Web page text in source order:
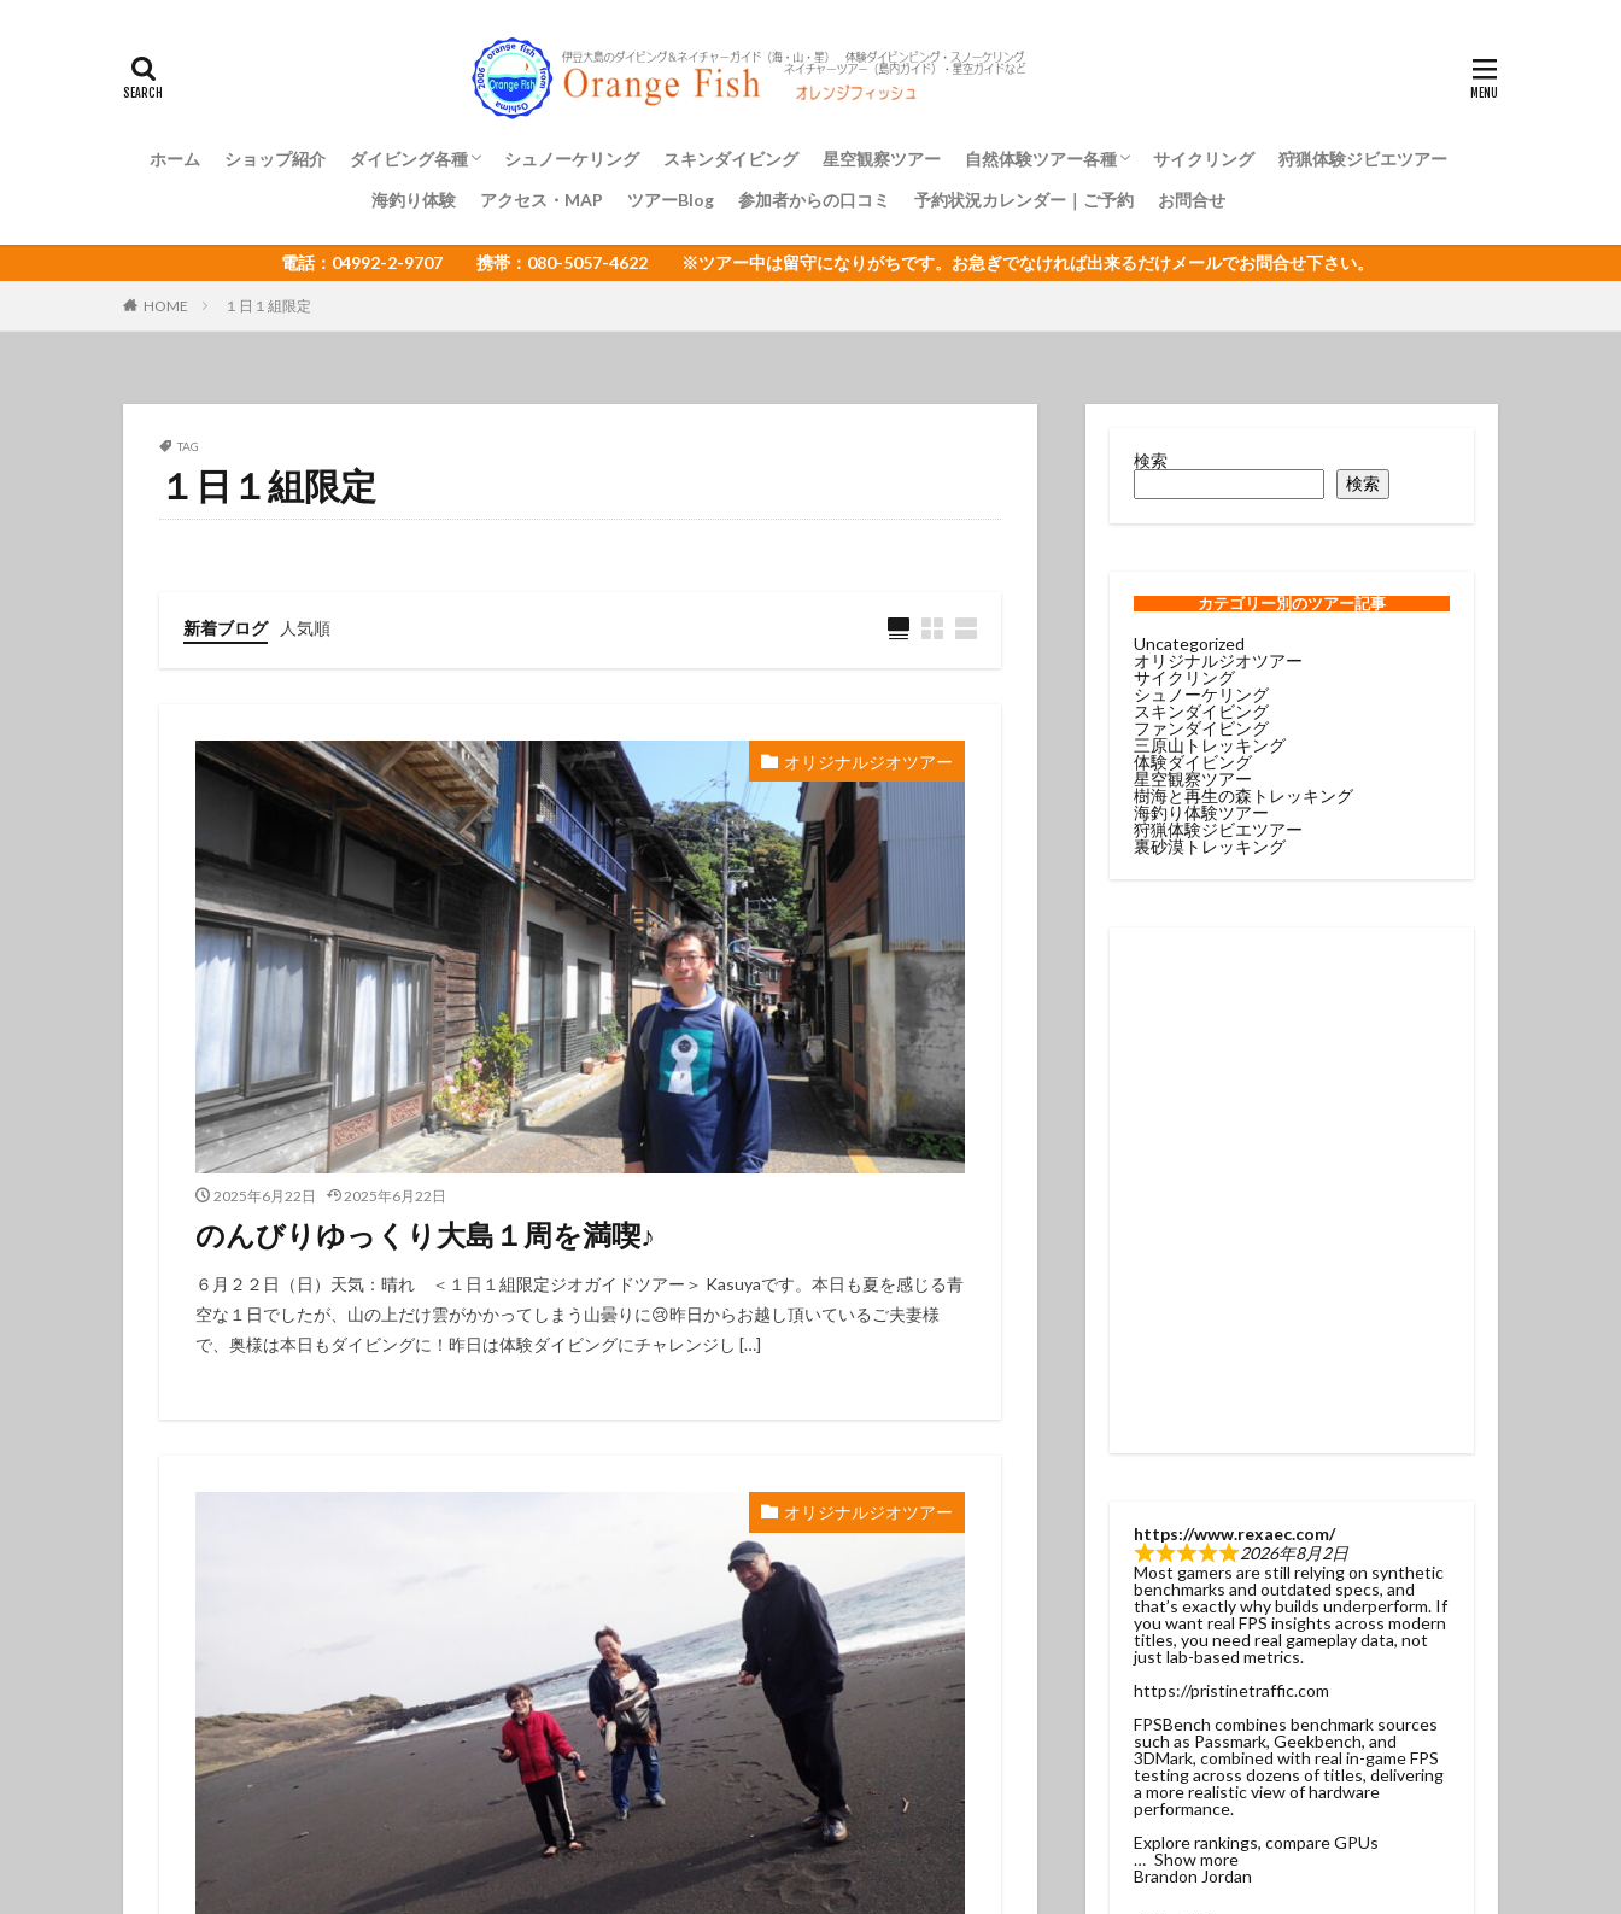
ホーム ショップ紹介 ダイビング各種
ファンダイビング
体験ダイビング
OWライセンス講習
ADアドバンス講習
NAUI各種ステップアップ講習
ショップ様向け大島ツアーのご案内
シュノーケリング スキンダイビング 星空観察ツアー 自然体験ツアー各種
三原山トレッキングツアー
裏砂漠トレッキングツアー
樹海と再生の森トレッキングツアー
１日一組限定オリジナルジオツアー
サイクリング
狩猟体験ジビエツアー
海釣り体験
アクセス・MAP ツアーBlog 参加者からの口コミ 予約状況カレンダー｜ご予約 お問合せ
電話：04992-2-9707 携帯：080-5057-4622 ※ツアー中は留守になりがちです。お急ぎでなければ出来るだけメールでお問合せ下さい。
HOME １日１組限定
TAG
１日１組限定
新着ブログ 人気順
オリジナルジオツアー
2025年6月22日 2025年6月22日
のんびりゆっくり大島１周を満喫♪
６月２２日（日）天気：晴れ ＜１日１組限定ジオガイドツアー＞ Kasuyaです。本日も夏を感じる青
空な１日でしたが、山の上だけ雲がかかってしまう山曇りに😢昨日からお越し頂いているご夫妻様
で、奥様は本日もダイビングに！昨日は体験ダイビングにチャレンジし […]
オリジナルジオツアー
検索
検索
カテゴリー別のツアー記事
Uncategorized
オリジナルジオツアー
サイクリング
シュノーケリング
スキンダイビング
ファンダイビング
三原山トレッキング
体験ダイビング
星空観察ツアー
樹海と再生の森トレッキング
海釣り体験ツアー
狩猟体験ジビエツアー
裏砂漠トレッキング
https://www.rexaec.com/
2026年8月2日
Most gamers are still relying on synthetic
benchmarks and outdated specs, and
that’s exactly why builds underperform. If
you want real FPS insights across modern
titles, you need real gameplay data, not
just lab-based metrics.
https://pristinetraffic.com
FPSBench combines benchmark sources
such as Passmark, Geekbench, and
3DMark, combined with real in-game FPS
testing across dozens of titles, delivering
a more realistic view of hardware
performance.
Explore rankings, compare GPUs
Show more
Brandon Jordan
イサキ イサキの群れ イシガキフグ イズカサゴ
イトヒキコハクハナダイ
イニシキベラ イバラカンザシ イバラダツ
イロカエルアンコウ
インターネットウミウシ
ウデフリツノザヤウミウシ ウミウシ
ウミウシいっぱい
ウミウシカクレエビ
ウミウシ三昧 ウミガメ ウミスズメ ウミテング
ウメボシイソギンチャク
オオセ
オオミウマ オオモンカエルアンコウ オオルリ オカヤドカリ
オジサン
オレンジフィッシュ
ガイドツアー カエルアンコウ カエルの卵 カキハラ
ガクアジサイ
カナメイロウミウウシ
カナメイロウミウシ カミソリウオ カメと泳ぐ
ガンガゼエビ
キャラメルウミウシ
キョン キリンミノカサゴ キンチャクガニ クエ
ゲッコウスズメダイ
サガミリュウグウウミウシ
サクラミノウミウシ
サザナミフグ サフランイロウミウシ サメ
サルトリイバラ
ジオガイド
ジオツアー ジオパーク シカマガの滝
シモフリカメサンウミウシ
シャーク シュノーケリングツアー
シュノーケル
シロイバラウミウシ
シロシキブイロウミウシ スキューバダイビング
スキンダイビングツアー
スターウォッチング スターウオッチング
セダカギンポ
ゼブラソウシ ゼブラソウシカエルアンコウ
ゼブラ柄ソウシカエルアンコウ
セミホウボウ
ソウシカエルアンコウ ソウシハギ ソメワケヤッコ
ソラスズメダイ
ダイビングガイド ダイビングツアー ダイビングライセンス
ダイビング講習
タカベ タコ タツノイトコ タツノオトシゴ
タテジマキンチャクダイ
タテジマヤッコ タンデムサイクリング チゴハナダイ
ツノザヤウミウシ
ツノダシ ツバメウオ ツマジロオコゼ ツムブリ
デルタスズメダイ
テングダイ トウシキ トサヤッコ ドチザメ
トラウツボ
ナノハナフブキハゼ
ナマコ
ニシキフウライウオ
ニシキヤッコｙｇ ニジギンポ ニジハタ
ニモ
ネコザメ ネジリンボウ ノコギリハギ幼魚 ハイパワー電動自転車
ハコフグ
ハダカハオコゼ ハタタテハゼ
ヒオドシベラ幼魚
ひとりでも ヒメクサアジ ヒメニラミベニハゼ
ヒレナガカサゴ ヒレナガネジリンボウ
ヒレナガネジリンボウ幼魚
ファンダイビングツアー ファンダイビング受付中
ファンダイブ
フジイロウミウシ フジタウミウシ
フチドリハナダイ幼魚
フデリンドウ フリソデエビ ベニカエルアンコウ
ベニハナダイ ホシエイ ホシエイの子供
ボブサンウミウシ
ホホスジタルミ ホムラスベヨコエビ
マツカサウオ
マツカサウオｙｇ マツカサウオ幼魚
マリンダイビングフェアー
マルスズメダイ ミカドウミウシ
ミナミギンポ
ミナミハコフグｙｇ
ミナミハコフグ幼魚 ミナミハナダイ ミヤケテグリ
メガネゴンベ幼魚
メガネスズメダイ幼魚
メジナの群れ モニターツアー ももクロ
モリアオガエル
モンガラカワハギ
モンスズメダイ モンスズメダイ幼魚 ヤガラ